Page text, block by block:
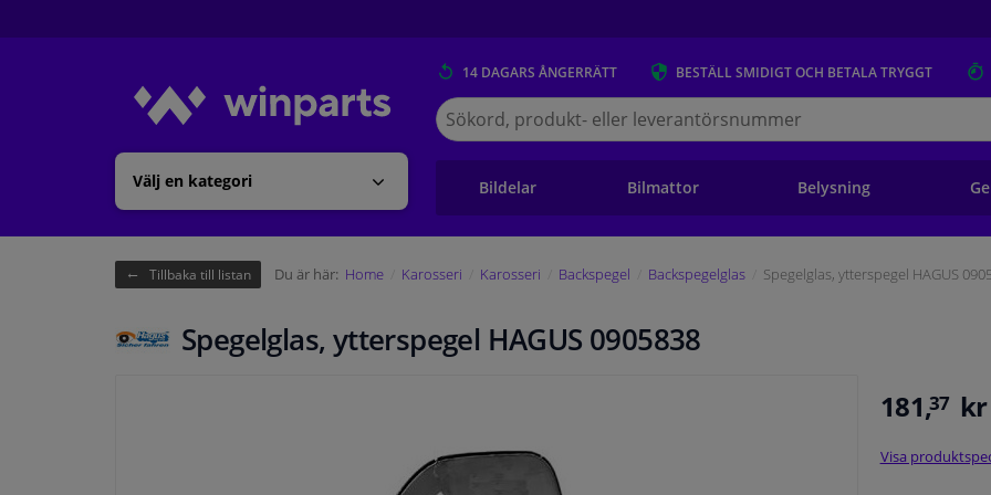
Välj en kategori
14 DAGARS ÅNGERRÄTT BESTÄLL SMIDIGT OCH BETALA TRYGGT
Sök
på
Winparts.se
Bildelar Bilmattor Belysning
Tillbaka till listan Du är här: Home Karosseri Karosseri Backspegel Backspegelglas Spegelglas, ytterspegel HAGUS
Spegelglas, ytterspegel HAGUS 0905838
181,37 kr
Visa